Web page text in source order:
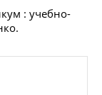
: учебно-